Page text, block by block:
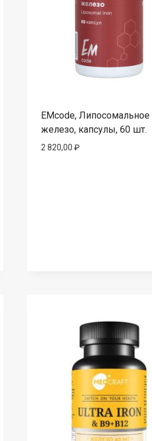
EMcode, Липосомальное
железо, капсулы, 60 шт.
2 820,00 ₽